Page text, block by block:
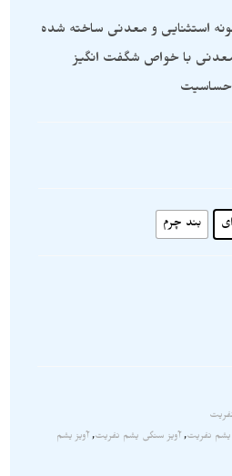
استثنایی و معدنی ساخته شده
با خواص شگفت انگیز
حساسیت
بند چرم
نفریت, آویز سنگی یشم نفریت, آویز یشم